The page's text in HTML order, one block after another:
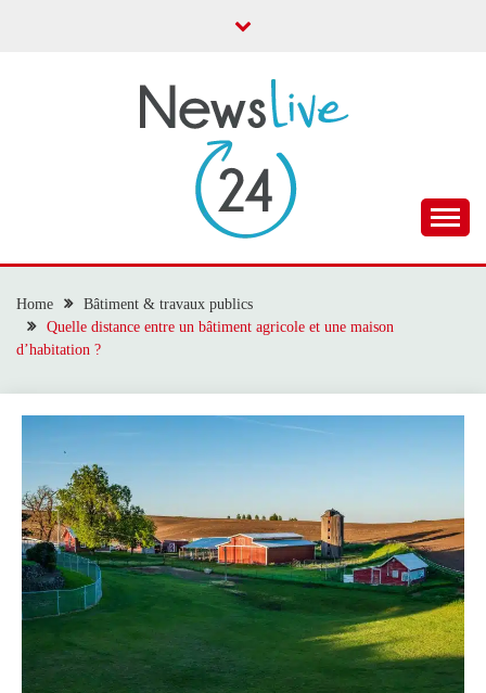
NEWS LIVE 24
Home
Bâtiment & travaux publics
Quelle distance entre un bâtiment agricole et une maison
d’habitation ?